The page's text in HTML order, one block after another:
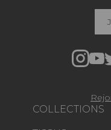
COLLECTIONS